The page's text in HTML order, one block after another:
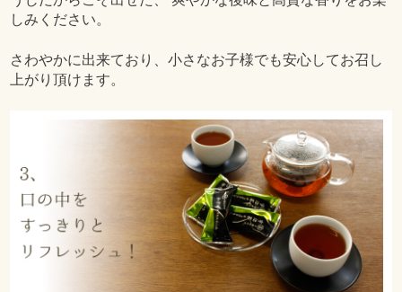
しみください。
さわやかに出来ており、小さなお子様でも安心してお召し
上がり頂けます。